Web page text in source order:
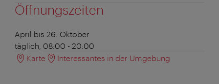
Öffnungszeiten
April bis 26. Oktober
täglich, 08:00 - 20:00
Karte
Interessantes in der Umgebung